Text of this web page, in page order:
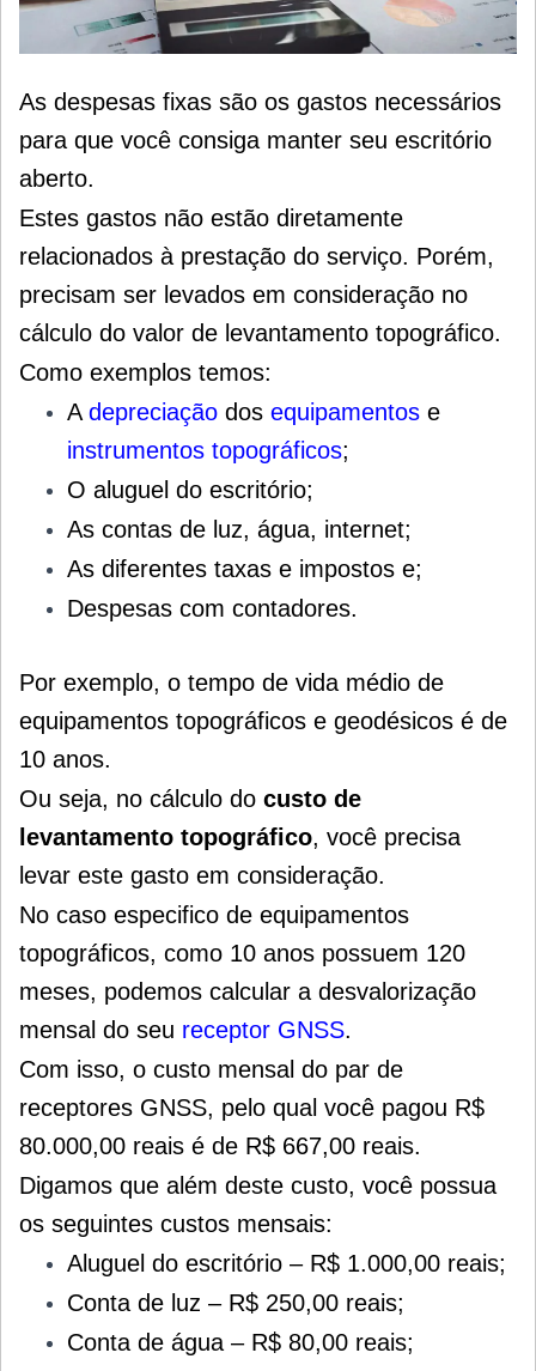
As despesas fixas são os gastos necessários
para que você consiga manter seu escritório
aberto.
Estes gastos não estão diretamente
relacionados à prestação do serviço. Porém,
precisam ser levados em consideração no
cálculo do valor de levantamento topográfico.
Como exemplos temos:
A depreciação dos equipamentos e
instrumentos topográficos;
O aluguel do escritório;
As contas de luz, água, internet;
As diferentes taxas e impostos e;
Despesas com contadores.
Por exemplo, o tempo de vida médio de
equipamentos topográficos e geodésicos é de
10 anos.
Ou seja, no cálculo do custo de
levantamento topográfico, você precisa
levar este gasto em consideração.
No caso especifico de equipamentos
topográficos, como 10 anos possuem 120
meses, podemos calcular a desvalorização
mensal do seu receptor GNSS.
Com isso, o custo mensal do par de
receptores GNSS, pelo qual você pagou R$
80.000,00 reais é de R$ 667,00 reais.
Digamos que além deste custo, você possua
os seguintes custos mensais:
Aluguel do escritório – R$ 1.000,00 reais;
Conta de luz – R$ 250,00 reais;
Conta de água – R$ 80,00 reais;